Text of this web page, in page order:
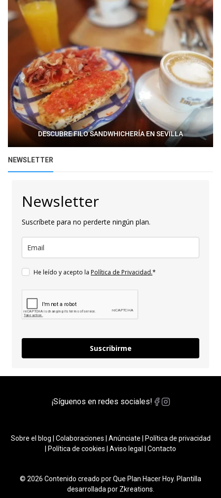
DESCUBRE FILO SANDWHICHERÍA EN SEVILLA
NEWSLETTER
Newsletter
Suscríbete para no perderte ningún plan.
He leído y acepto la Política de Privacidad.*
Suscribirme
¡Síguenos en redes sociales!
Sobre el blog Colaboraciones Anúnciate
Política de privacidad
Política de cookies Aviso legal Contacto
© 2026 Contenido creado por Que Plan Hacer Hoy. Plantilla
desarrollada por Zkreations